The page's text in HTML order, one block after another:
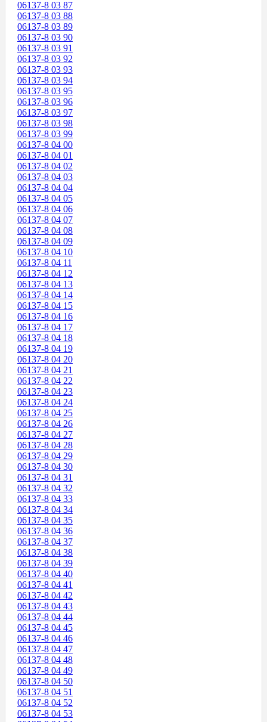
06137-8 03 87
06137-8 03 88
06137-8 03 89
06137-8 03 90
06137-8 03 91
06137-8 03 92
06137-8 03 93
06137-8 03 94
06137-8 03 95
06137-8 03 96
06137-8 03 97
06137-8 03 98
06137-8 03 99
06137-8 04 00
06137-8 04 01
06137-8 04 02
06137-8 04 03
06137-8 04 04
06137-8 04 05
06137-8 04 06
06137-8 04 07
06137-8 04 08
06137-8 04 09
06137-8 04 10
06137-8 04 11
06137-8 04 12
06137-8 04 13
06137-8 04 14
06137-8 04 15
06137-8 04 16
06137-8 04 17
06137-8 04 18
06137-8 04 19
06137-8 04 20
06137-8 04 21
06137-8 04 22
06137-8 04 23
06137-8 04 24
06137-8 04 25
06137-8 04 26
06137-8 04 27
06137-8 04 28
06137-8 04 29
06137-8 04 30
06137-8 04 31
06137-8 04 32
06137-8 04 33
06137-8 04 34
06137-8 04 35
06137-8 04 36
06137-8 04 37
06137-8 04 38
06137-8 04 39
06137-8 04 40
06137-8 04 41
06137-8 04 42
06137-8 04 43
06137-8 04 44
06137-8 04 45
06137-8 04 46
06137-8 04 47
06137-8 04 48
06137-8 04 49
06137-8 04 50
06137-8 04 51
06137-8 04 52
06137-8 04 53